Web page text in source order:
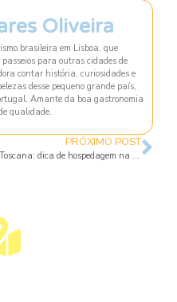
Oliveira
brasileira em Lisboa, que
para outras cidades de
contar história, curiosidades e
desse pequeno grande país,
Amante da boa gastronomia
qualidade.
PRÓXIMO POST
Toscana: dica de hospedagem na zona rural